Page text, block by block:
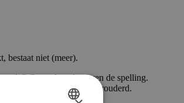
bestaat niet (meer).
Controleer dan even de spelling.
is die waarschijnlijk verouderd.